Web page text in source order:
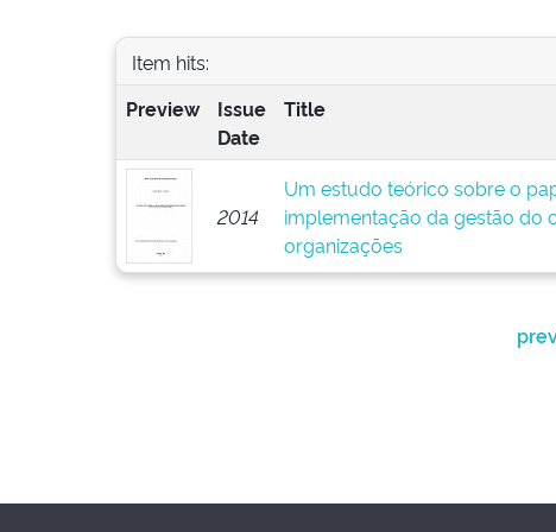
Item hits:
Preview
Issue
Date
Title
2014
Um estudo teórico sobre o
implementação da gestão do
organizações